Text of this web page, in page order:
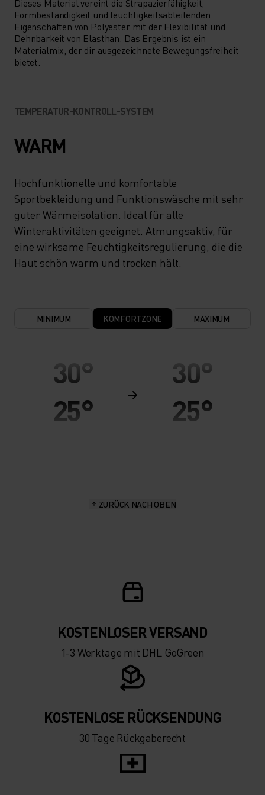
Formbeständigkeit und feuchtigkeitsableitenden
Eigenschaften von Polyester mit der Flexibilität und
Dehnbarkeit von Elasthan. Das Ergebnis ist ein
Materialmix, der dir ausgezeichnete Bewegungsfreiheit
bietet.
TEMPERATUR-KONTROLL-SYSTEM
WARM
Hochfunktionelle und komfortable
Sportbekleidung und Funktionswäsche mit sehr
guter Wärmeisolation. Ideal für alle
Winteraktivitäten geeignet. Atmungsaktiv, für
eine wirksame Feuchtigkeitsregulierung, die die
Haut schön warm und trocken hält.
MINIMUM KOMFORTZONE MAXIMUM
30°
25°
-5°
-15°
-20°
30°
25°
-5°
-15°
-20°
ZURÜCK NACH OBEN
KOSTENLOSER VERSAND
1-3 Werktage mit DHL GoGreen
KOSTENLOSE RÜCKSENDUNG
30 Tage Rückgaberecht